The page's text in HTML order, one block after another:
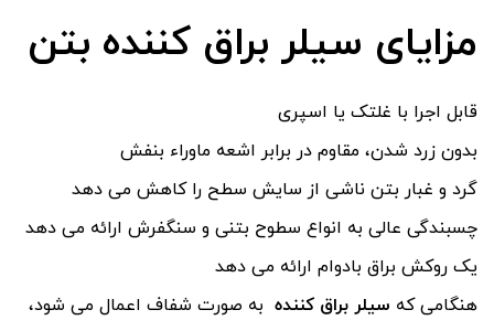
مزایای سیلر براق کننده بتن
قابل اجرا با غلتک یا اسپری
بدون زرد شدن، مقاوم در برابر اشعه ماوراء بنفش
گرد و غبار بتن ناشی از سایش سطح را کاهش می دهد
چسبندگی عالی به انواع سطوح بتنی و سنگفرش ارائه می دهد
یک روکش براق بادوام ارائه می دهد
هنگامی که سیلر براق کننده به صورت شفاف اعمال می شود،